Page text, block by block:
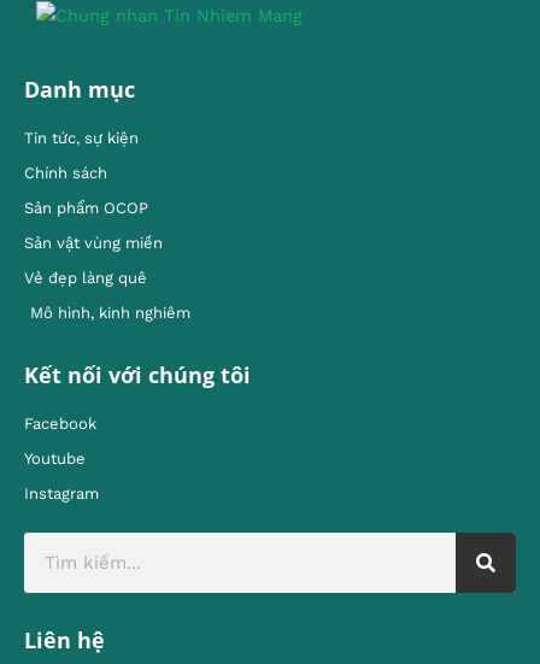
Danh mục
Tin tức, sự kiện
Chính sách
Sản phẩm OCOP
Sản vật vùng miền
Vẻ đẹp làng quê
Mô hình, kinh nghiêm
Kết nối với chúng tôi
Facebook
Youtube
Instagram
Liên hệ